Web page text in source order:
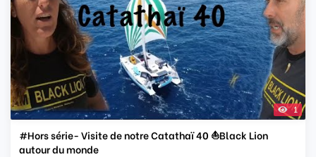
1
#Hors série- Visite de notre Catathaï 40 ⛵️Black Lion
autour du monde